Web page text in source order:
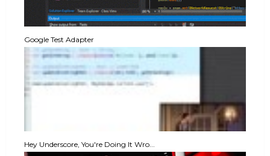
Google Test Adapter
Hey Underscore, You're Doing It Wro...